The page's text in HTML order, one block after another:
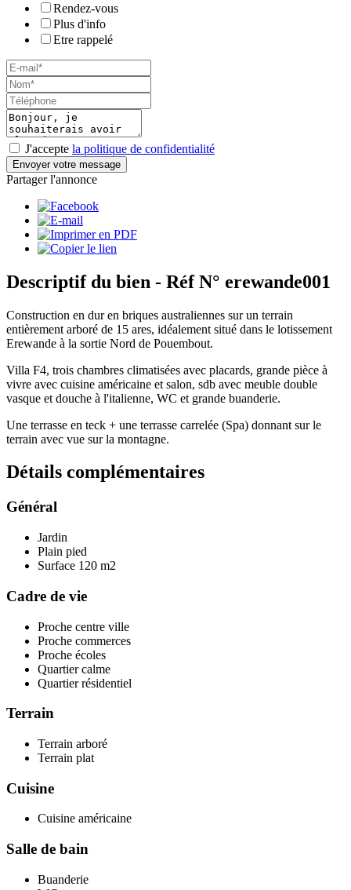
Rendez-vous
Plus d'info
Etre rappelé
J'accepte la politique de confidentialité
Envoyer votre message
Partager l'annonce
Descriptif du bien - Réf N° erewande001
Construction en dur en briques australiennes sur un terrain
entièrement arboré de 15 ares, idéalement situé dans le lotissement
Erewande à la sortie Nord de Pouembout.
Villa F4, trois chambres climatisées avec placards, grande pièce à
vivre avec cuisine américaine et salon, sdb avec meuble double
vasque et douche à l'italienne, WC et grande buanderie.
Une terrasse en teck + une terrasse carrelée (Spa) donnant sur le
terrain avec vue sur la montagne.
Détails complémentaires
Général
Jardin
Plain pied
Surface 120 m2
Cadre de vie
Proche centre ville
Proche commerces
Proche écoles
Quartier calme
Quartier résidentiel
Terrain
Terrain arboré
Terrain plat
Cuisine
Cuisine américaine
Salle de bain
Buanderie